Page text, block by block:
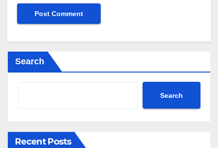
Search
Search
Recent Posts